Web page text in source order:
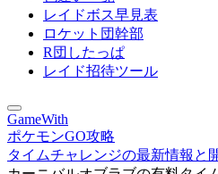
レイドボス早見表
ロケット団幹部
R団したっぱ
レイド招待ツール
GameWith
ポケモンGO攻略
タイムチャレンジの最新情報と